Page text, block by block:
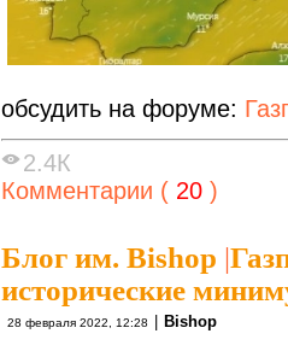
обсудить на форуме:
2.4К
Комментарии ( 20 )
Блог им. Bishop |
исторические
28 февраля 2022, 12:28 | Bishop